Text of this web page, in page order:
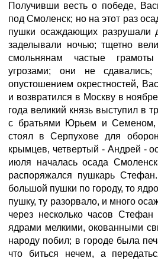
Получивши весть о победе,
под Смоленск; но на этот раз
пушки осаждающих разрушали
заделывали ночью; тщетно
смольнянам частые
угрозами; они не сдавались;
опустошением окрестностей,
и возвратился в Москву в
года великий князь выступил в
с братьями Юрьем и Семеном,
стоял в Серпухове для
крымцев, четвертый - Андрей -
июля началась осада
распоряжался пушкарь
большой пушки по городу, то
пушку, ту разорвало, и много
через несколько часов
ядрами мелкими, окованными
народу побил; в городе была
что биться нечем, а